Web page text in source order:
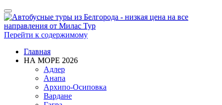
Показать/
Скрыть
навигацию
Перейти к содержимому
Главная
НА МОРЕ 2026
Адлер
Анапа
Архипо-Осиповка
Вардане